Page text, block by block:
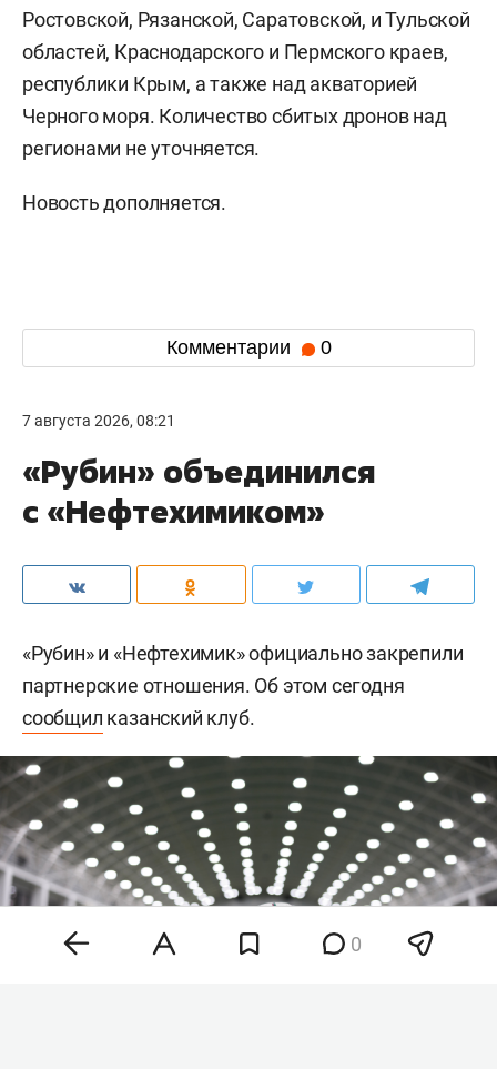
Ростовской, Рязанской, Саратовской, и Тульской
областей, Краснодарского и Пермского краев,
республики Крым, а также над акваторией
Черного моря. Количество сбитых дронов над
регионами не уточняется.
Новость дополняется.
Комментарии 0
7 августа 2026, 08:21
«Рубин» объединился
с «Нефтехимиком»
«Рубин» и «Нефтехимик» официально закрепили
партнерские отношения. Об этом сегодня
сообщил казанский клуб.
0